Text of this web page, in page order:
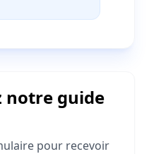
notre guide
pour recevoir